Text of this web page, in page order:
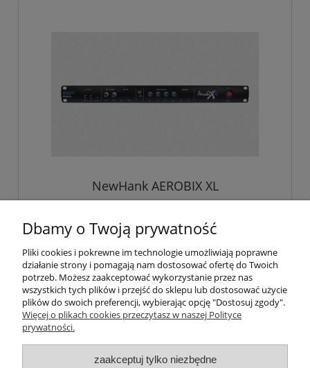
NewHank AEROBIX XL
1 150,00 zł
Pomoc
Moje konto
Dbamy o Twoją prywatność
Pliki cookies i pokrewne im technologie umożliwiają poprawne
działanie strony i pomagają nam dostosować ofertę do Twoich
potrzeb. Możesz zaakceptować wykorzystanie przez nas
wszystkich tych plików i przejść do sklepu lub dostosować użycie
plików do swoich preferencji, wybierając opcję "Dostosuj zgody".
Więcej o plikach cookies przeczytasz w naszej Polityce
prywatności.
zaakceptuj tylko niezbędne